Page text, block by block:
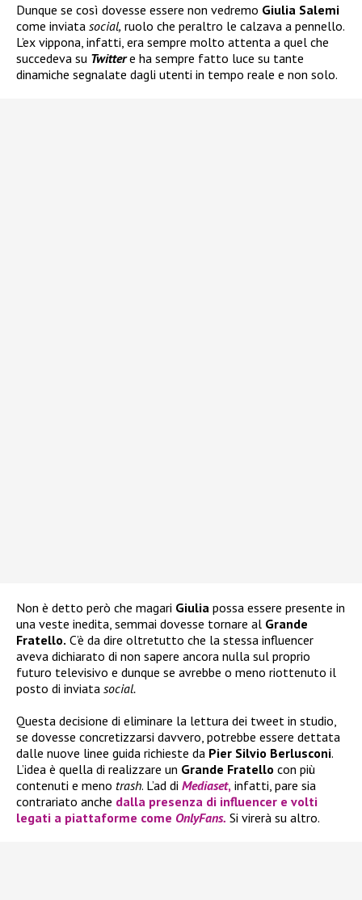
Dunque se così dovesse essere non vedremo Giulia Salemi
come inviata social, ruolo che peraltro le calzava a pennello.
L’ex vippona, infatti, era sempre molto attenta a quel che
succedeva su Twittere ha sempre fatto luce su tante
dinamiche segnalate dagli utenti in tempo reale e non solo.
Non è detto però che magari Giulia possa essere presente in
una veste inedita, semmai dovesse tornare al Grande
Fratello. C’è da dire oltretutto che la stessa influencer
aveva dichiarato di non sapere ancora nulla sul proprio
futuro televisivo e dunque se avrebbe o meno riottenuto il
posto di inviata social.
Questa decisione di eliminare la lettura dei tweet in studio,
se dovesse concretizzarsi davvero, potrebbe essere dettata
dalle nuove linee guida richieste da Pier Silvio Berlusconi.
L’idea è quella di realizzare un Grande Fratello con più
contenuti e meno trash. L’ad di Mediaset, infatti, pare sia
contrariato anche dalla presenza di influencer e volti
legati a piattaforme come OnlyFans. Si virerà su altro.